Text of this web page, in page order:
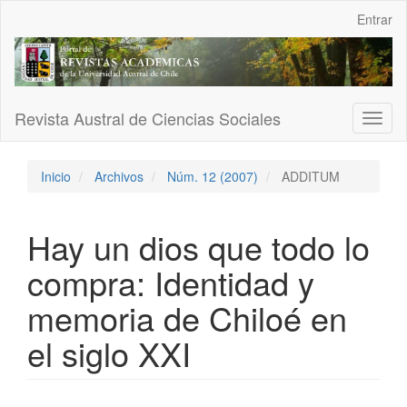
Contenido
principal
Barra
Entrar
Revista Austral de Ciencias Sociales
Inicio Archivos Núm. 12 (2007) ADDITUM
Hay un dios que todo lo
compra: Identidad y
memoria de Chiloé en
el siglo XXI